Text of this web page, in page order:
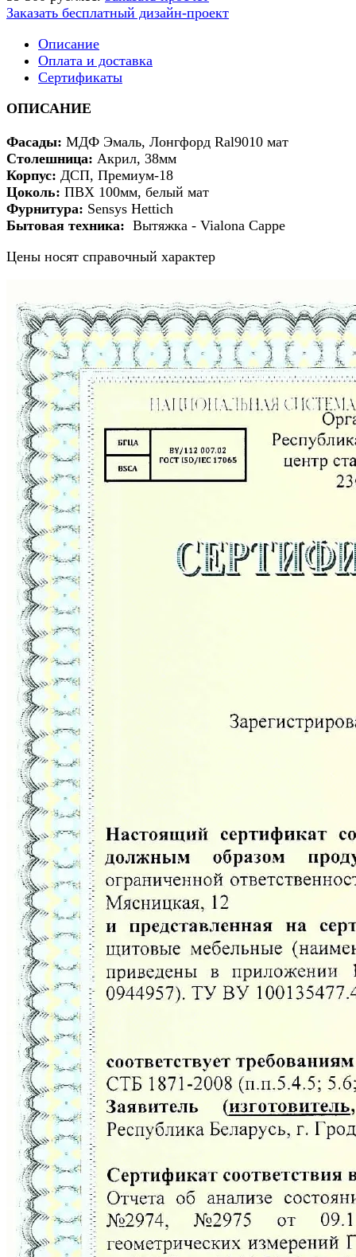
Заказать бесплатный дизайн-проект
Описание
Оплата и доставка
Сертификаты
ОПИСАНИЕ
Фасады: МДФ Эмаль, Лонгфорд Ral9010 мат
Столешница: Акрил, 38мм
Корпус: ДСП, Премиум-18
Цоколь: ПВХ 100мм, белый мат
Фурнитура: Sensys Hettich
Бытовая техника: Вытяжка - Vialona Cappe
Цены носят справочный характер